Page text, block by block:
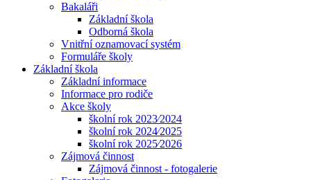
Bakaláři
Základní škola
Odborná škola
Vnitřní oznamovací systém
Formuláře školy
Základní škola
Základní informace
Informace pro rodiče
Akce školy
školní rok 2023⁄2024
školní rok 2024⁄2025
školní rok 2025⁄2026
Zájmová činnost
Zájmová činnost - fotogalerie